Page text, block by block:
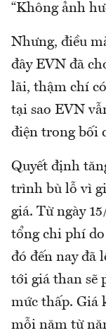
“Không ảnh
Nhưng, điều
đây EVN đã
lãi, thậm chí
tại sao EVN
điện trong bối
Quyết định
trình bù lỗ vì
giá. Từ ngày
tổng chi phí
đó đến nay đã
tới giá than sẽ
mức thấp. Giá
mỗi năm từ